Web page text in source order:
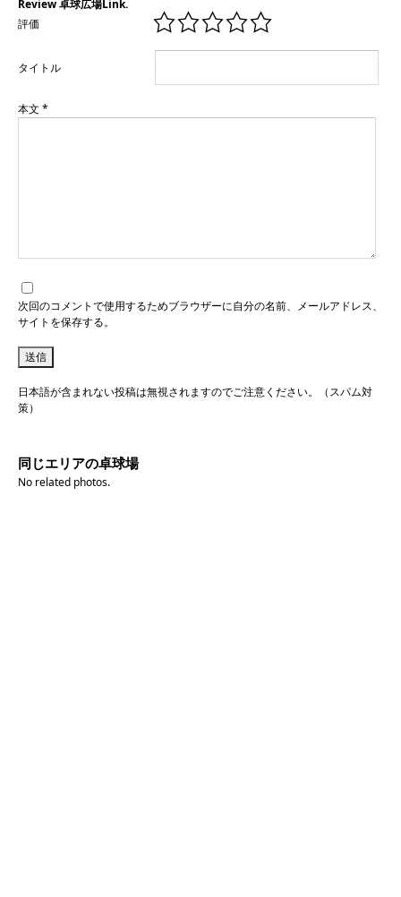
Review 卓球広場Link.
評価
タイトル
本文 *
次回のコメントで使用するためブラウザーに自分の名前、メールアドレス、
サイトを保存する。
日本語が含まれない投稿は無視されますのでご注意ください。（スパム対
策）
同じエリアの卓球場
No related photos.